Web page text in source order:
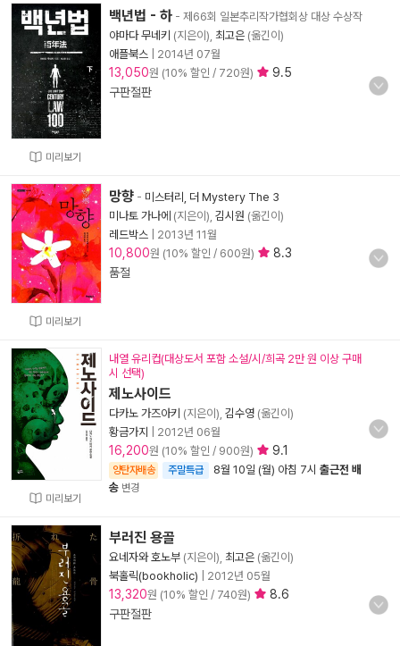
미리보기
백년법 - 하 - 제66회 일본추리작가협회상 대상 수상작
야마다 무네키 (지은이), 최고은 (옮긴이)
애플북스
2014년 07월
13,050원 (10% 할인 / 720원)
9.5
구판절판
미리보기
망향 - 미스터리, 더 Mystery The 3
미나토 가나에 (지은이), 김시원 (옮긴이)
레드박스
2013년 11월
10,800원 (10% 할인 / 600원)
8.3
품절
미리보기
내열 유리컵(대상도서 포함 소설/시/희곡 2만 원 이상 구매
시 선택)
제노사이드
다카노 가즈아키 (지은이), 김수영 (옮긴이)
황금가지
2012년 06월
16,200원 (10% 할인 / 900원) 9.1
양탄자배송 주말특급 8월 10일 (월) 아침 7시 출근전 배
송 변경
부러진 용골
요네자와 호노부 (지은이), 최고은 (옮긴이)
북홀릭(bookholic)
2012년 05월
13,320원 (10% 할인 / 740원)
8.6
구판절판